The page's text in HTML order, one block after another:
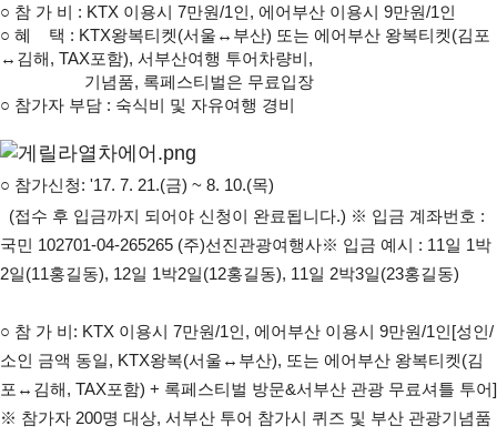
○ 참 가 비 : KTX 이용시 7만원/1인, 에어부산 이용시 9만원/1인
○ 혜 택 : KTX왕복티켓(서울↔부산) 또는 에어부산 왕복티켓(김포
↔김해, TAX포함), 서부산여행 투어차량비,
기념품, 록페스티벌은 무료입장
○ 참가자 부담 : 숙식비 및 자유여행 경비
○ 참가신청: '17. 7. 21.(금) ~ 8. 10.(목)
(접수 후 입금까지 되어야 신청이 완료됩니다.) ※ 입금 계좌번호 :
국민 102701-04-265265 (주)선진관광여행사※ 입금 예시 : 11일 1박
2일(11홍길동), 12일 1박2일(12홍길동), 11일 2박3일(23홍길동)
○ 참 가 비: KTX 이용시 7만원/1인, 에어부산 이용시 9만원/1인[성인/
소인 금액 동일, KTX왕복(서울↔부산), 또는 에어부산 왕복티켓(김
포↔김해, TAX포함) + 록페스티벌 방문&서부산 관광 무료셔틀 투어]
※ 참가자 200명 대상, 서부산 투어 참가시 퀴즈 및 부산 관광기념품